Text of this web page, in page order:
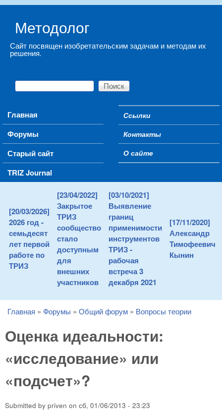
Методолог
Сайт посвящен изобретательским задачам и методам их
решения.
Форма поиска
Поиск
Main menu
Главная
Форумы
Старый сайт
TRIZ Journal
Secondary menu
Ссылки
Контакты
О сайте
[20/03/2026]
2026 год -
семьдесят
лет первой
работе по
ТРИЗ
[23/04/2022]
Закрытое
ТРИЗ
сообщество
стало
доступным
для
внешних
участников
[03/10/2021]
Выявление
границ
применимости
инструментов
ТРИЗ -
рабочая
встреча 3
декабря 2021
[17/11/2020]
Александр
Тимофеевич
Кынин
You are here
Главная » Форумы » Общий форум » Вопросы теории
Оценка идеальности:
«исследование» или
«подсчет»?
Submitted by priven on сб, 01/06/2013 - 23:23